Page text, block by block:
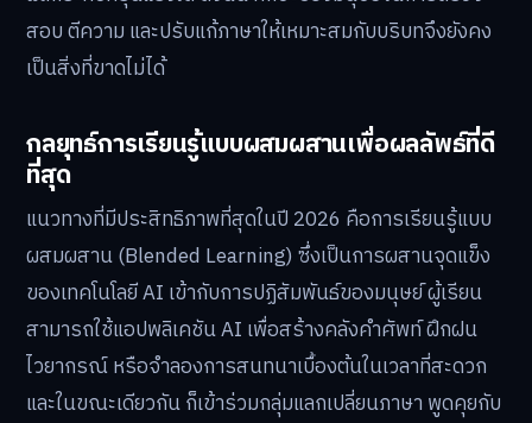
สอบ ตีความ และปรับแก้ภาษาให้เหมาะสมกับบริบทจึงยังคง
เป็นสิ่งที่ขาดไม่ได้
กลยุทธ์การเรียนรู้แบบผสมผสานเพื่อผลลัพธ์ที่ดี
ที่สุด
แนวทางที่มีประสิทธิภาพที่สุดในปี 2026 คือการเรียนรู้แบบ
ผสมผสาน (Blended Learning) ซึ่งเป็นการผสานจุดแข็ง
ของเทคโนโลยี AI เข้ากับการปฏิสัมพันธ์ของมนุษย์ ผู้เรียน
สามารถใช้แอปพลิเคชัน AI เพื่อสร้างคลังคำศัพท์ ฝึกฝน
ไวยากรณ์ หรือจำลองการสนทนาเบื้องต้นในเวลาที่สะดวก
และในขณะเดียวกัน ก็เข้าร่วมกลุ่มแลกเปลี่ยนภาษา พูดคุยกับ